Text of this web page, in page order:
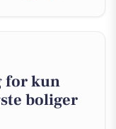
for kun
boliger